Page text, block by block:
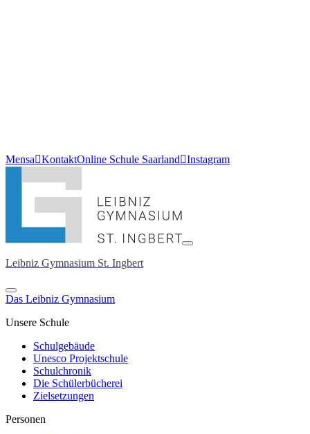
Mensa KontaktOnline Schule Saarland Instagram
Leibniz Gymnasium St. Ingbert
Das Leibniz Gymnasium
Unsere Schule
Schulgebäude
Unesco Projektschule
Schulchronik
Die Schülerbücherei
Zielsetzungen
Personen